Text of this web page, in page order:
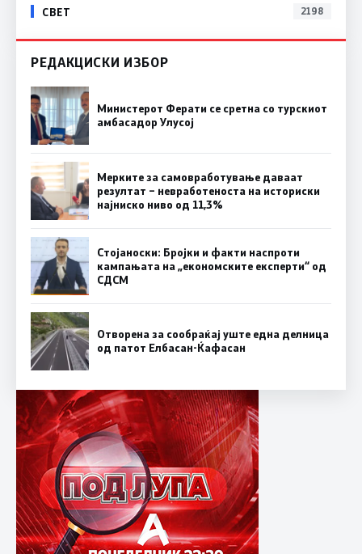
СВЕТ 2198
РЕДАКЦИСКИ ИЗБОР
Министерот Ферати се сретна со турскиот
амбасадор Улусој
Мерките за самовработување даваат
резултат – невработеноста на историски
најниско ниво од 11,3%
Стојаноски: Бројки и факти наспроти
кампањата на „економските експерти“ од
СДСM
Отворена за сообраќај уште една делница
од патот Елбасан-Ќафасан